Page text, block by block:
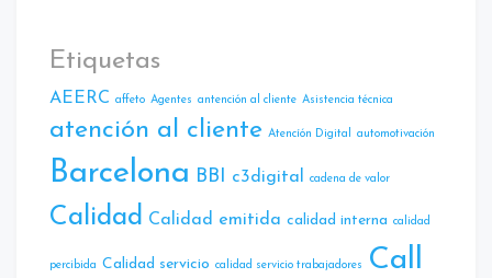
Etiquetas
AEERC affeto Agentes antención al cliente Asistencia técnica
atención al cliente Atencíón Digital automotivación
Barcelona BBI c3digital cadena de valor
Calidad Calidad emitida calidad interna calidad
percibida Calidad servicio calidad servicio trabajadores
Call